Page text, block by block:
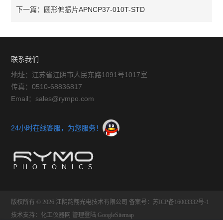
下一篇： 圆形偏振片APNCP37-010T-STD
联系我们
地址：江苏省江阴市人民东路1091号1017室
传真：0510-68836817
Email：sales@rympo.com
24小时在线客服，为您服务！
版权所有 © 2026 江阴韵翔光电技术有限公司 备案号：苏ICP备16003332号-1
技术支持： 化工仪器网 管理登陆 GoogleSitemap